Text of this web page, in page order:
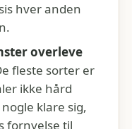
hver anden
overleve
fleste sorter er
ikke hård
klare sig,
fornyelse til